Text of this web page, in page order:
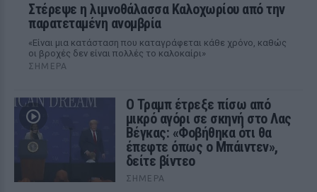
Στέρεψε η λιμνοθάλασσα Καλοχωρίου από την
παρατεταμένη ανομβρία
«Είναι μια κατάσταση που καταγράφεται κάθε χρόνο, καθώς
οι βροχές δεν είναι πολλές το καλοκαίρι»
ΣΉΜΕΡΑ
Ο Τραμπ έτρεξε πίσω από
μικρό αγόρι σε σκηνή στο Λας
Βέγκας: «Φοβήθηκα ότι θα
έπεφτε όπως ο Μπάιντεν»,
δείτε βίντεο
ΣΉΜΕΡΑ